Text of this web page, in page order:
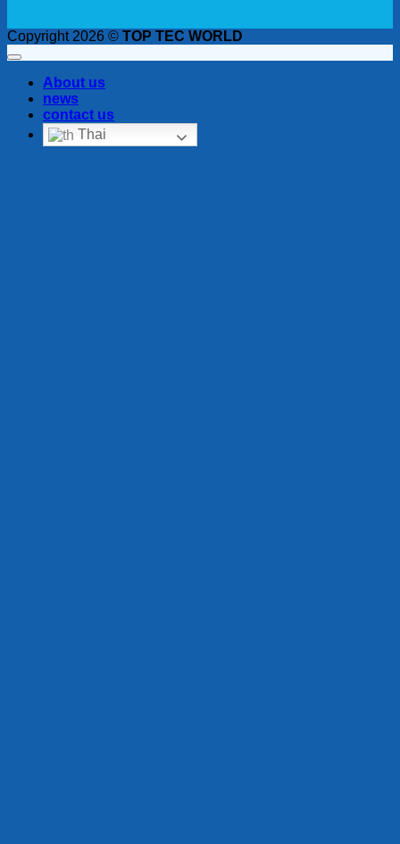
Copyright 2026 © TOP TEC WORLD
About us
news
contact us
Thai